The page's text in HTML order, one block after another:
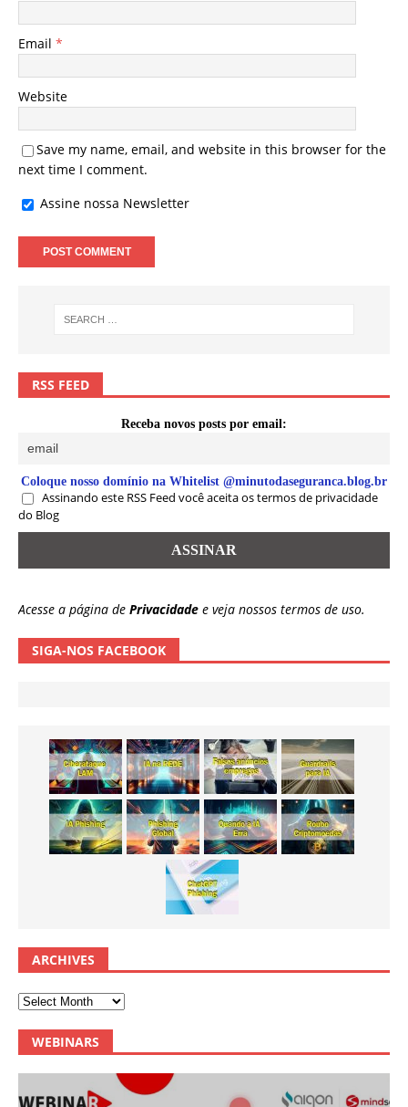
Email *
Website
Save my name, email, and website in this browser for the
next time I comment.
Assine nossa Newsletter
RSS FEED
Receba novos posts por email:
Coloque nosso domínio na Whitelist @minutodaseguranca.blog.br
Assinando este RSS Feed você aceita os termos de privacidade
do Blog
Acesse a página de Privacidade e veja nossos termos de uso.
SIGA-NOS FACEBOOK
ARCHIVES
WEBINARS